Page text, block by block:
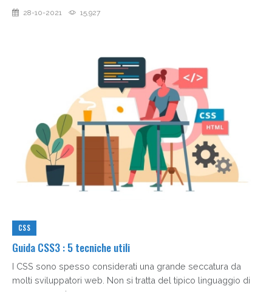
28-10-2021 15,927
CSS
Guida CSS3 : 5 tecniche utili
I CSS sono spesso considerati una grande seccatura da
molti sviluppatori web. Non si tratta del tipico linguaggio di